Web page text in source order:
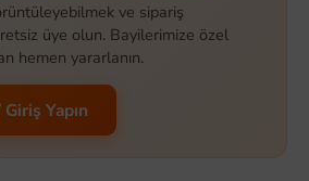
ve sipariş
üye olun. Bayilerimize özel
hemen yararlanın.
Yapın